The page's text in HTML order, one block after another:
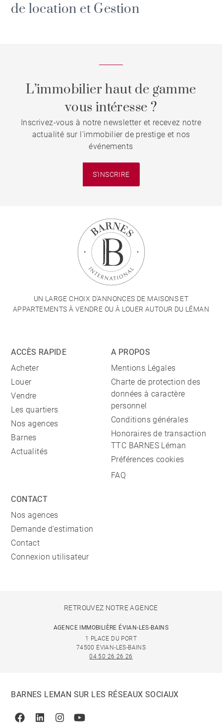
de location et Gestion
L’immobilier haut de gamme
vous intéresse ?
Inscrivez-vous à notre newsletter et recevez notre
actualité sur l'immobilier de prestige et nos
événements
S'INSCRIRE
UN LARGE CHOIX D'ANNONCES DE MAISONS ET
APPARTEMENTS À VENDRE OU À LOUER AUTOUR DU LÉMAN
ACCÈS RAPIDE
Acheter
Louer
Vendre
Les quartiers
Nos agences
Barnes
Actualités
A PROPOS
Mentions Légales
Charte de protection des
données à caractère
personnel
Conditions générales
Honoraires de transaction
TTC BARNES Léman
Préférences cookies
FAQ
CONTACT
Nos agences
Demande d'estimation
Contact
Connexion utilisateur
RETROUVEZ NOTRE AGENCE
AGENCE IMMOBILIÈRE ÉVIAN-LES-BAINS
1 PLACE DU PORT
74500 EVIAN-LES-BAINS
04 50 26 26 26
BARNES LEMAN SUR LES RÉSEAUX SOCIAUX
FacebookLinkedinInstagramYoutube